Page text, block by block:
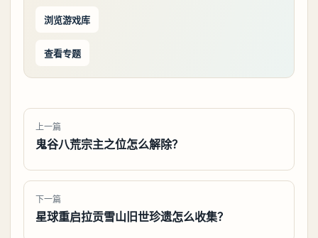
浏览游戏库
查看专题
上一篇
鬼谷八荒宗主之位怎么解除？
下一篇
星球重启拉贡雪山旧世珍遗怎么收集？